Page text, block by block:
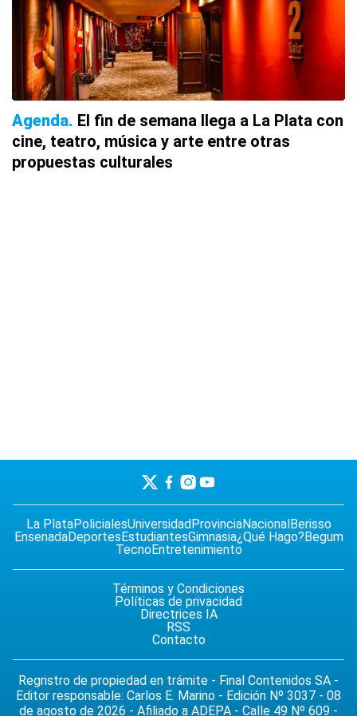
Agenda El fin de semana llega a La Plata con
cine, teatro, música y arte entre otras
propuestas culturales
La PlataPolicialesUniversidadProvinciaNacionalBerisso
EnsenadaDeportesEstudiantesGimnasia¿Qué Hago?Begum
TecnoEntretenimiento
Términos y Condiciones
Políticas de privacidad
Directrices IA
RSS
Contacto
Regristro de propiedad en trámite - Final Contenidos SA -
Editor responsable: Carlos E. Marino - Edición Nº 3037 - 08
de agosto de 2026 - Afiliado a ADEPA - Calle 49 Nº 609 -